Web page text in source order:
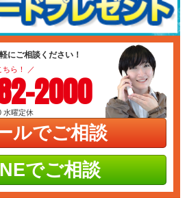
にご相談ください！
ちら！ ／
2000
水曜定休
ルでご相談
でご相談